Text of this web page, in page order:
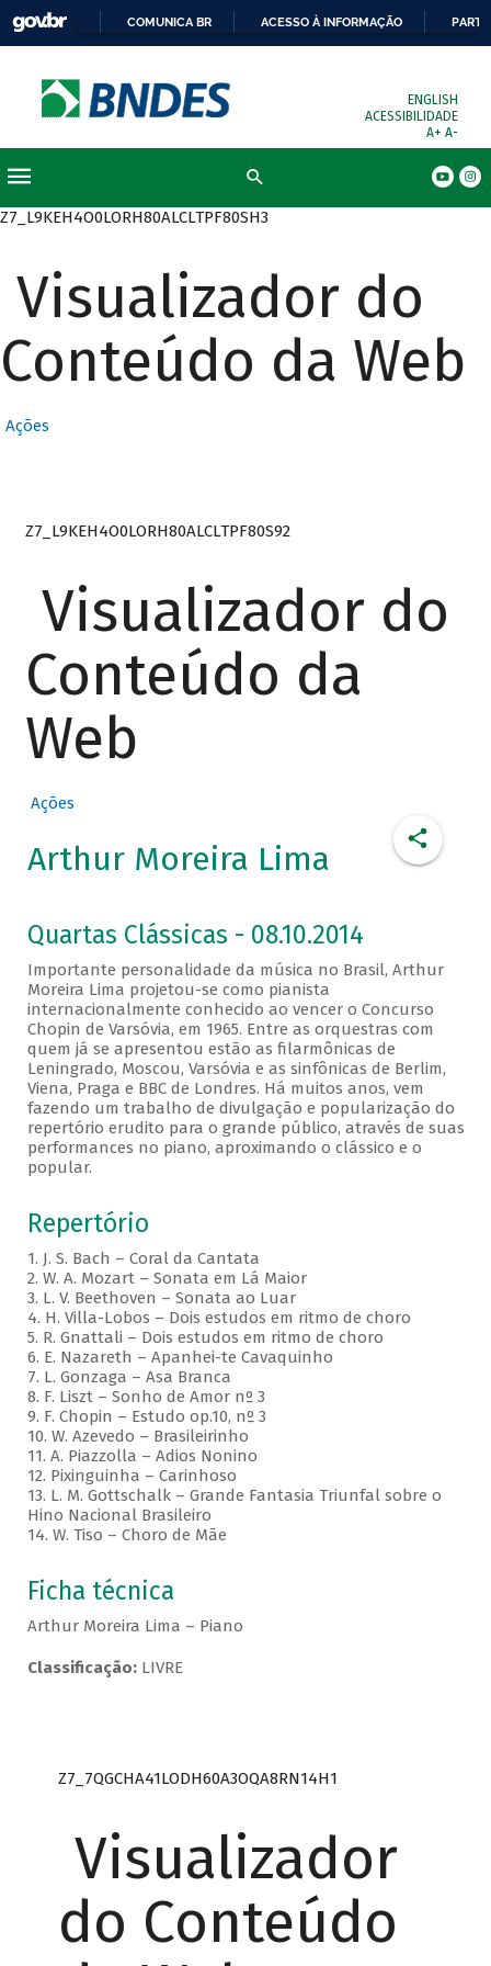
COMUNICA BR ACESSO À INFORMAÇÃO
ENGLISH
ACESSIBILIDADE
A+ A-
Z7_L9KEH4O0LORH80ALCLTPF80SH3
Visualizador do
Conteúdo da Web
Ações
Z7_L9KEH4O0LORH80ALCLTPF80S92
Visualizador do
Conteúdo da
Web
Ações
Arthur Moreira Lima
Quartas Clássicas - 08.10.2014
Importante personalidade da música no Brasil, Arthur
Moreira Lima projetou-se como pianista
internacionalmente conhecido ao vencer o Concurso
Chopin de Varsóvia, em 1965. Entre as orquestras com
quem já se apresentou estão as filarmônicas de
Leningrado, Moscou, Varsóvia e as sinfônicas de Berlim,
Viena, Praga e BBC de Londres. Há muitos anos, vem
fazendo um trabalho de divulgação e popularização do
repertório erudito para o grande público, através de suas
performances no piano, aproximando o clássico e o
popular.
Repertório
1. J. S. Bach – Coral da Cantata
2. W. A. Mozart – Sonata em Lá Maior
3. L. V. Beethoven – Sonata ao Luar
4. H. Villa-Lobos – Dois estudos em ritmo de choro
5. R. Gnattali – Dois estudos em ritmo de choro
6. E. Nazareth – Apanhei-te Cavaquinho
7. L. Gonzaga – Asa Branca
8. F. Liszt – Sonho de Amor nº 3
9. F. Chopin – Estudo op.10, nº 3
10. W. Azevedo – Brasileirinho
11. A. Piazzolla – Adios Nonino
12. Pixinguinha – Carinhoso
13. L. M. Gottschalk – Grande Fantasia Triunfal sobre o
Hino Nacional Brasileiro
14. W. Tiso – Choro de Mãe
Ficha técnica
Arthur Moreira Lima – Piano
Classificação:LIVRE
Z7_7QGCHA41LODH60A3OQA8RN14H1
Visualizador
do Conteúdo